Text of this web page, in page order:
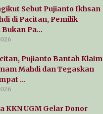
Sebut Pujianto Ikhsan
di Pacitan, Pemilik
Pa…
Pujianto Bantah Klaim
Mahdi dan Tegaskan
…
KKN UGM Gelar Donor